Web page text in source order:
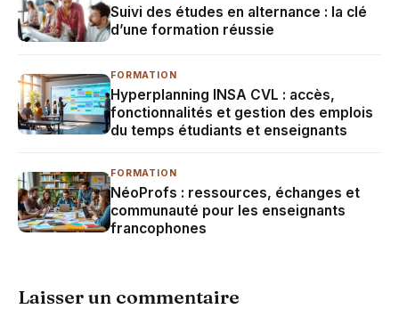
Suivi des études en alternance : la clé
d’une formation réussie
FORMATION
Hyperplanning INSA CVL : accès,
fonctionnalités et gestion des emplois
du temps étudiants et enseignants
FORMATION
NéoProfs : ressources, échanges et
communauté pour les enseignants
francophones
Laisser un commentaire